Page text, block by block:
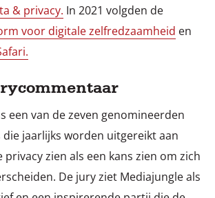
& privacy. In 2021 volgden de
voor digitale zelfredzaamheid en
een van de zeven genomineerden
jaarlijks worden uitgereikt aan
zien als een kans zien om zich
De jury ziet Mediajungle als